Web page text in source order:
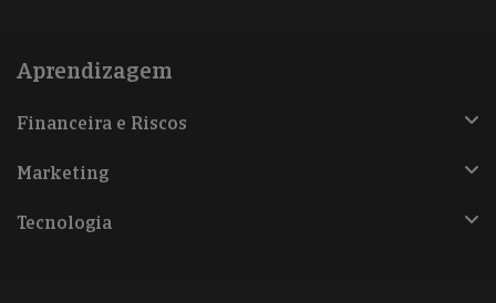
Aprendizagem
Financeira e Riscos
Marketing
Tecnologia